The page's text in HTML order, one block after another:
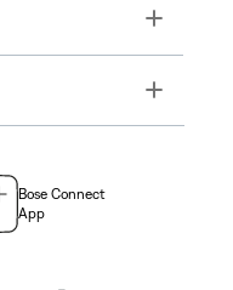
Toggle
Toggle
Bose Connect
App